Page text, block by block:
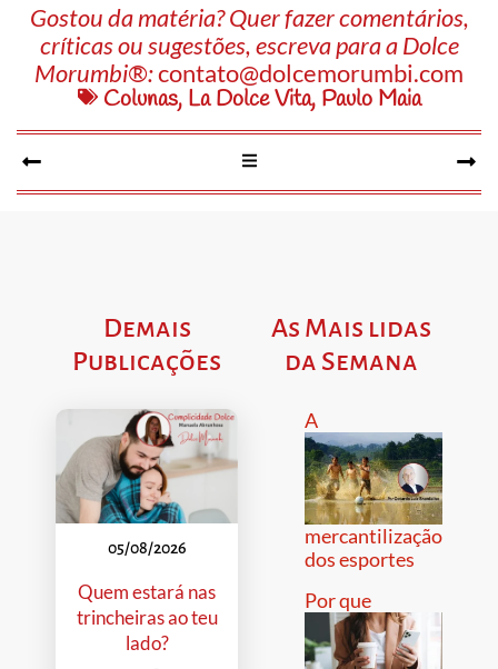
Gostou da matéria? Quer fazer comentários,
críticas ou sugestões, escreva para a Dolce
Morumbi®:contato@dolcemorumbi.com
Colunas, La Dolce Vita, Paulo Maia
Demais
Publicações
05/08/2026
Quem estará nas
trincheiras ao teu
lado?
As Mais lidas
da Semana
A
mercantilização
dos esportes
Por que